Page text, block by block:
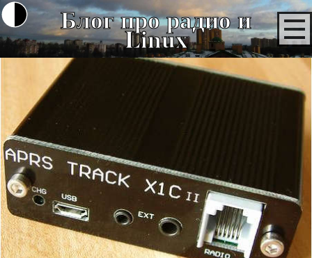
Блог про радио и
Linux